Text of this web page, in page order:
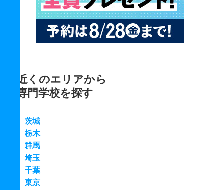
近くのエリアから
専門学校を探す
茨城
栃木
群馬
埼玉
千葉
東京